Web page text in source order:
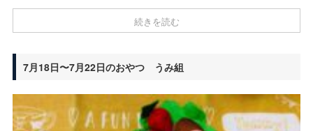
続きを読む
7月18日〜7月22日のおやつ うみ組